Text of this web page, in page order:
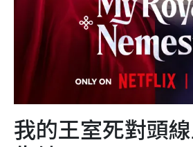
我的王室死對頭